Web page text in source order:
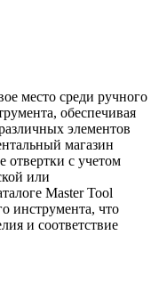
место среди ручного
обеспечивая
элементов
магазин
отвертки с учетом
или
Master Tool
инструмента, что
и соответствие